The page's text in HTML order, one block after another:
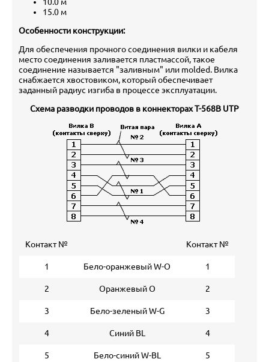
15.0 м
Особенности конструкции:
Для обеспечения прочного соединения вилки и кабеля
место соединения заливается пластмассой, такое
соединение называется "заливным" или molded. Вилка
снабжается хвостовиком, который обеспечивает
заданный радиус изгиба в процессе эксплуатации.
Схема разводки проводов в коннекторах T-568B UTP
Контакт № Контакт №
1 Бело-оранжевый W-O 1
2 Оранжевый O 2
3 Бело-зеленый W-G 3
4 Синий BL 4
5 Бело-синий W-BL 5